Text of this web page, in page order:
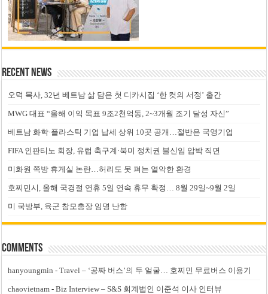
Recent News
오덕 목사, 32년 베트남 삶 담은 첫 디카시집 ‘한 컷의 서정’ 출간
MWG 대표 “올해 이익 목표 9조2천억동, 2~3개월 조기 달성 자신”
베트남 화학·플라스틱 기업 납세 상위 10곳 공개…절반은 국영기업
FIFA 인판티노 회장, 유럽 축구계·북미 정치권 불신임 압박 직면
미화원 쪽방 휴게실 논란…허리도 못 펴는 열악한 환경
호찌민시, 올해 국경절 연휴 5일 연속 휴무 확정… 8월 29일~9월 2일
미 국방부, 육군 참모총장 임명 난항
Comments
hanyoungmin -Travel – ‘공짜 버스’의 두 얼굴… 호찌민 무료버스 이용기
chaovietnam -Biz Interview – S&S 회계법인 이준석 이사 인터뷰